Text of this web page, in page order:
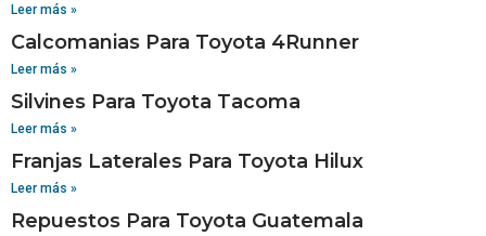
Leer más »
Calcomanias Para Toyota 4Runner
Leer más »
Silvines Para Toyota Tacoma
Leer más »
Franjas Laterales Para Toyota Hilux
Leer más »
Repuestos Para Toyota Guatemala